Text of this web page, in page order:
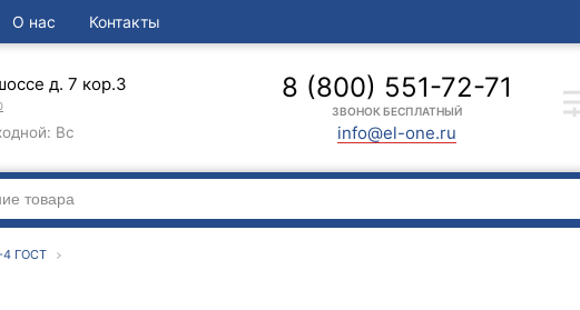
О нас Контакты
д. 7 кор.3
Вс
8 (800) 551-72-71
ЗВОНОК БЕСПЛАТНЫЙ
info@el-one.ru
ГОСТ